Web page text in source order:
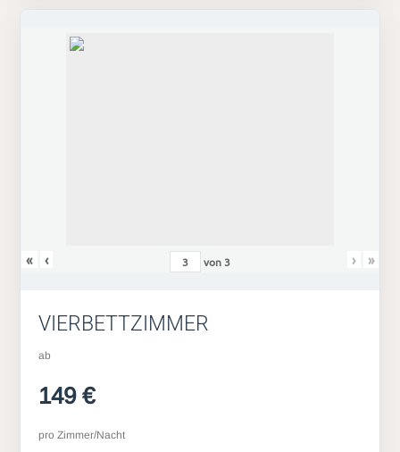
« ‹ von3 › »
VIERBETTZIMMER
ab
149 €
pro Zimmer/Nacht